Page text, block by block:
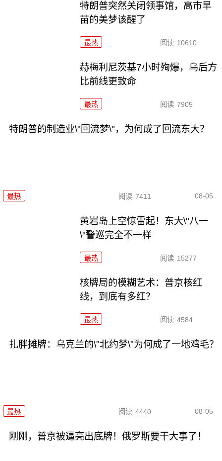
特朗普突然关闭领事馆，高市早
苗的美梦该醒了
最热 阅读 10610
赫梅利尼茨基7小时殉爆，乌后方
比前线更致命
最热 阅读 7905
特朗普的制造业\"回流梦\"，为何成了回流东大？
最热 阅读 7411 08-05
黄岩岛上空惊雷起！东大\"八一
\"警巡完全不一样
最热 阅读 15277
核牌局的模糊艺术：普京核红
线，到底有多红？
最热 阅读 4584
扎胖摊牌：乌克兰的\"北约梦\"为何成了一地鸡毛？
最热 阅读 4440 08-05
刚刚，普京被逼亮出底牌！俄罗斯要干大事了！